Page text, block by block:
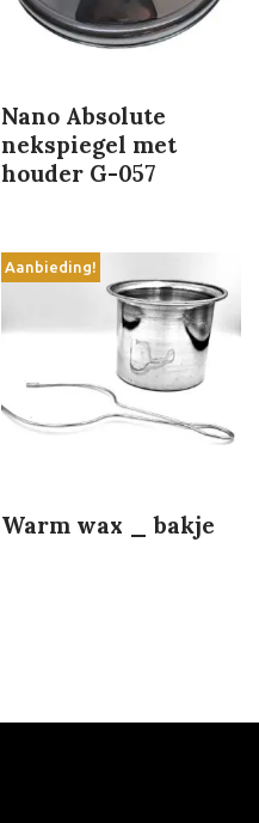
Nano Absolute
nekspiegel met
houder G-057
Aanbieding!
Warm wax _ bakje